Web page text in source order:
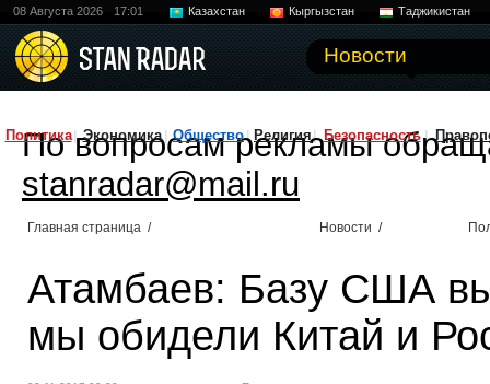
08 Августа 2026 17:01 Казахстан Кыргызстан Таджикистан
Новости
Политика Экономика Общество Религия Безопасность
По вопросам рекламы
stanradar@mail.ru
Главная страница / Новости /
Атамбаев: Базу США
мы обидели Китай и